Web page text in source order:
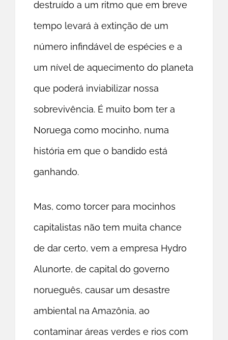
destruído a um ritmo que em breve
tempo levará à extinção de um
número infindável de espécies e a
um nível de aquecimento do planeta
que poderá inviabilizar nossa
sobrevivência. É muito bom ter a
Noruega como mocinho, numa
história em que o bandido está
ganhando.
Mas, como torcer para mocinhos
capitalistas não tem muita chance
de dar certo, vem a empresa Hydro
Alunorte, de capital do governo
norueguês, causar um desastre
ambiental na Amazônia, ao
contaminar áreas verdes e rios com